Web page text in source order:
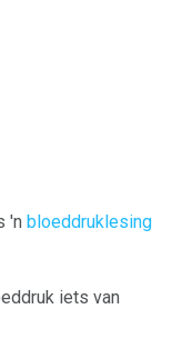
'n bloeddruklesing
iets van